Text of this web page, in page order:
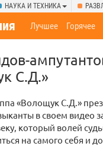
НАУКА И ТЕХНИКА
Лучшее Горячее
С.Д.»
«Волощук С.Д.»
в своем видео
который волей
на самого себя и